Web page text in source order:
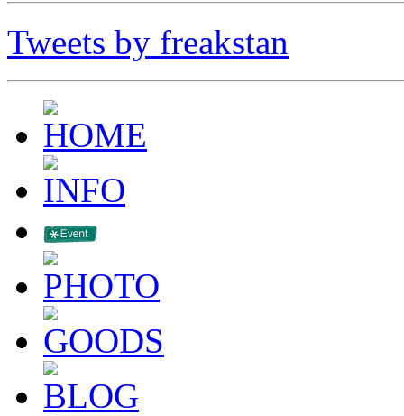
Tweets by freakstan